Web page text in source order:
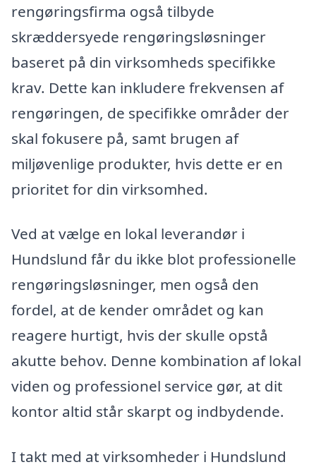
rengøringsfirma også tilbyde
skræddersyede rengøringsløsninger
baseret på din virksomheds specifikke
krav. Dette kan inkludere frekvensen af
rengøringen, de specifikke områder der
skal fokusere på, samt brugen af
miljøvenlige produkter, hvis dette er en
prioritet for din virksomhed.
Ved at vælge en lokal leverandør i
Hundslund får du ikke blot professionelle
rengøringsløsninger, men også den
fordel, at de kender området og kan
reagere hurtigt, hvis der skulle opstå
akutte behov. Denne kombination af lokal
viden og professionel service gør, at dit
kontor altid står skarpt og indbydende.
I takt med at virksomheder i Hundslund